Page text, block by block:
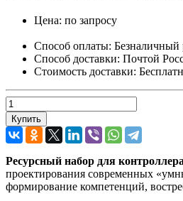
Цена: по запросу
Способ оплаты: Безналичный
Способ доставки: Почтой
Стоимость доставки:
Купить
Ресурсный набор для
проектирования современных
формирование компетенций,